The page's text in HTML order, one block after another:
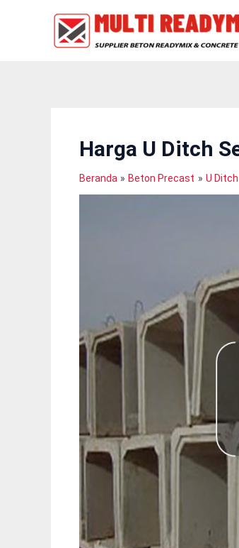
Harga U Ditch
Beranda Beton Precast U Ditch